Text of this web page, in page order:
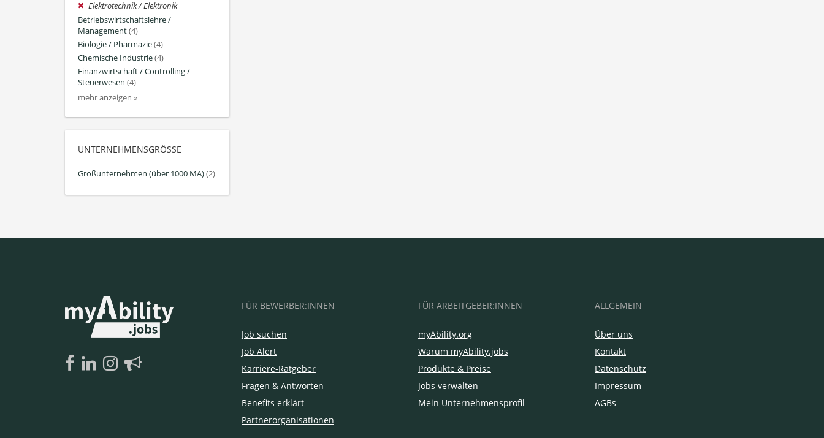
Elektrotechnik / Elektronik
Betriebswirtschaftslehre /
Management(4)
Biologie / Pharmazie(4)
Chemische Industrie(4)
Finanzwirtschaft / Controlling /
Steuerwesen (4)
mehr anzeigen »
UNTERNEHMENSGRÖSSE
Großunternehmen (über 1000 MA)(2)
FÜR BEWERBER:INNEN
Job suchen
Job Alert
Karriere-Ratgeber
Fragen & Antworten
Benefits erklärt
Partnerorganisationen
FÜR ARBEITGEBER:INNEN
myAbility.org
Warum myAbility.jobs
Produkte & Preise
Jobs verwalten
Mein Unternehmensprofil
ALLGEMEIN
Über uns
Kontakt
Datenschutz
Impressum
AGBs